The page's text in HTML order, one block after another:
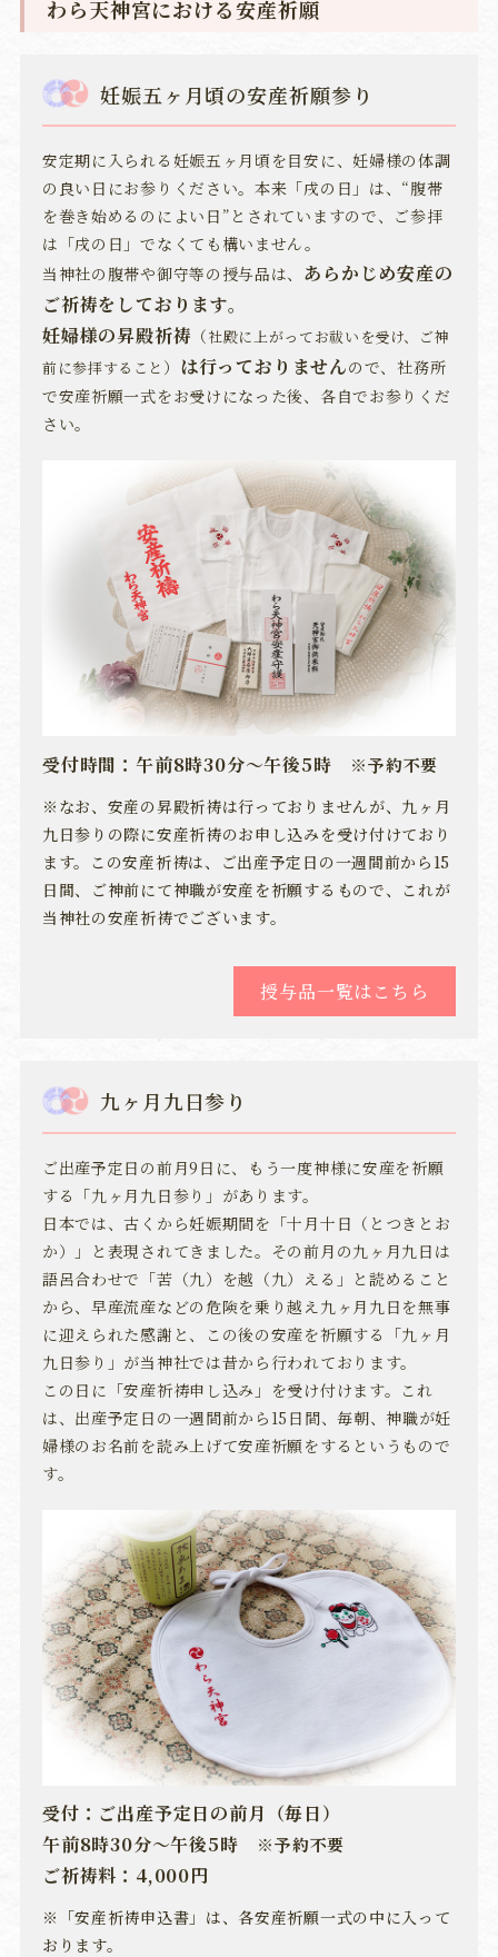
わら天神宮における安産祈願
妊娠五ヶ月頃の安産祈願参り
安定期に入られる妊娠五ヶ月頃を目安に、妊婦様の体調
の良い日にお参りください。本来「戌の日」は、“腹帯
を巻き始めるのによい日”とされていますので、ご参拝
は「戌の日」でなくても構いません。
当神社の腹帯や御守等の授与品は、 あらかじめ安産の
ご祈祷をしております。
妊婦様の昇殿祈祷 （社殿に上がってお祓いを受け、ご神
前に参拝すること ） は行っておりませんので、社務所
で安産祈願一式をお受けになった後、各自でお参りくだ
さい。
受付時間：午前8時30分～午後5時 ※予約不要
※なお、安産の昇殿祈祷は行っておりませんが、九ヶ月
九日参りの際に安産祈祷のお申し込みを受け付けており
ます。この安産祈祷は、ご出産予定日の一週間前から15
日間、ご神前にて神職が安産を祈願するもので、これが
当神社の安産祈祷でございます。
授与品一覧はこちら
九ヶ月九日参り
ご出産予定日の前月9日に、もう一度神様に安産を祈願
する「九ヶ月九日参り」があります。
日本では、古くから妊娠期間を「十月十日（とつきとお
か）」と表現されてきました。その前月の九ヶ月九日は
語呂合わせで「苦（九）を越（九）える」と読めること
から、早産流産などの危険を乗り越え九ヶ月九日を無事
に迎えられた感謝と、この後の安産を祈願する「九ヶ月
九日参り」が当神社では昔から行われております。
この日に「安産祈祷申し込み」を受け付けます。これ
は、出産予定日の一週間前から15日間、毎朝、神職が妊
婦様のお名前を読み上げて安産祈願をするというもので
す。
受付：ご出産予定日の前月（毎日）
午前8時30分～午後5時
※予約不要
ご祈祷料：4,000円
※「安産祈祷申込書」は、各安産祈願一式の中に入って
おります。